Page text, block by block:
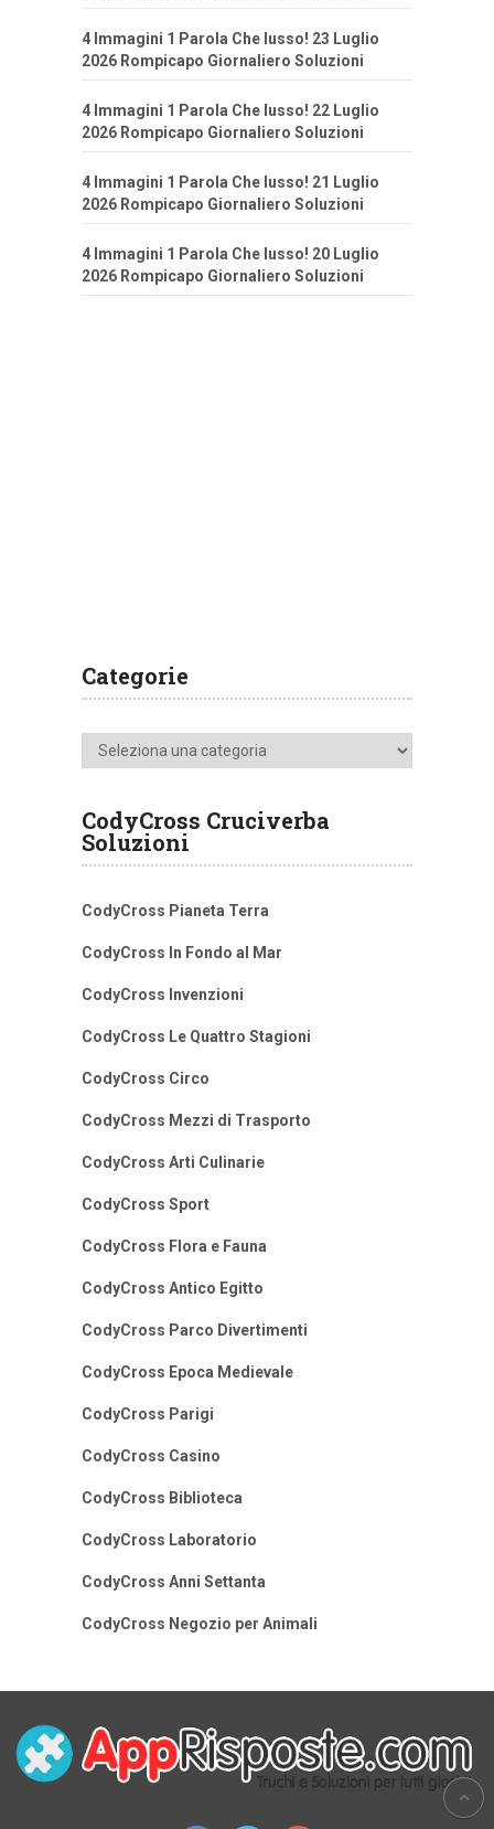
4 Immagini 1 Parola Che lusso! 23 Luglio
2026 Rompicapo Giornaliero Soluzioni
4 Immagini 1 Parola Che lusso! 22 Luglio
2026 Rompicapo Giornaliero Soluzioni
4 Immagini 1 Parola Che lusso! 21 Luglio
2026 Rompicapo Giornaliero Soluzioni
4 Immagini 1 Parola Che lusso! 20 Luglio
2026 Rompicapo Giornaliero Soluzioni
Categorie
Categorie
CodyCross Cruciverba
Soluzioni
CodyCross Pianeta Terra
CodyCross In Fondo al Mar
CodyCross Invenzioni
CodyCross Le Quattro Stagioni
CodyCross Circo
CodyCross Mezzi di Trasporto
CodyCross Arti Culinarie
CodyCross Sport
CodyCross Flora e Fauna
CodyCross Antico Egitto
CodyCross Parco Divertimenti
CodyCross Epoca Medievale
CodyCross Parigi
CodyCross Casino
CodyCross Biblioteca
CodyCross Laboratorio
CodyCross Anni Settanta
CodyCross Negozio per Animali